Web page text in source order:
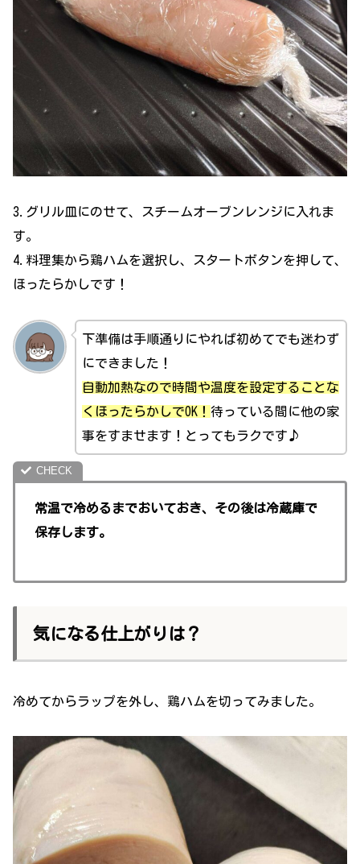
3.グリル皿にのせて、スチームオーブンレンジに入れま
す。
4.料理集から鶏ハムを選択し、スタートボタンを押して、
ほったらかしです！
下準備は手順通りにやれば初めてでも迷わず
にできました！
自動加熱なので時間や温度を設定することな
くほったらかしでOK！ 待っている間に他の家
事をすませます！とってもラクです♪
常温で冷めるまでおいておき、その後は冷蔵庫で
保存します。
気になる仕上がりは？
冷めてからラップを外し、鶏ハムを切ってみました。